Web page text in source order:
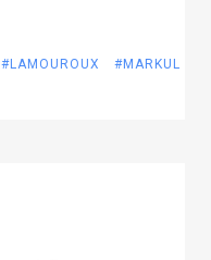
#LAMOUROUX
#MARKUL